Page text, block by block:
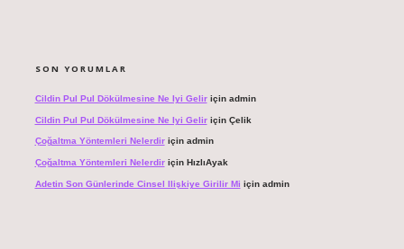
SON YORUMLAR
Cildin Pul Pul Dökülmesine Ne Iyi Geliriçin admin
Cildin Pul Pul Dökülmesine Ne Iyi Geliriçin Çelik
Çoğaltma Yöntemleri Nelerdiriçin admin
Çoğaltma Yöntemleri Nelerdiriçin HızlıAyak
Adetin Son Günlerinde Cinsel Ilişkiye Girilir Mi için admin